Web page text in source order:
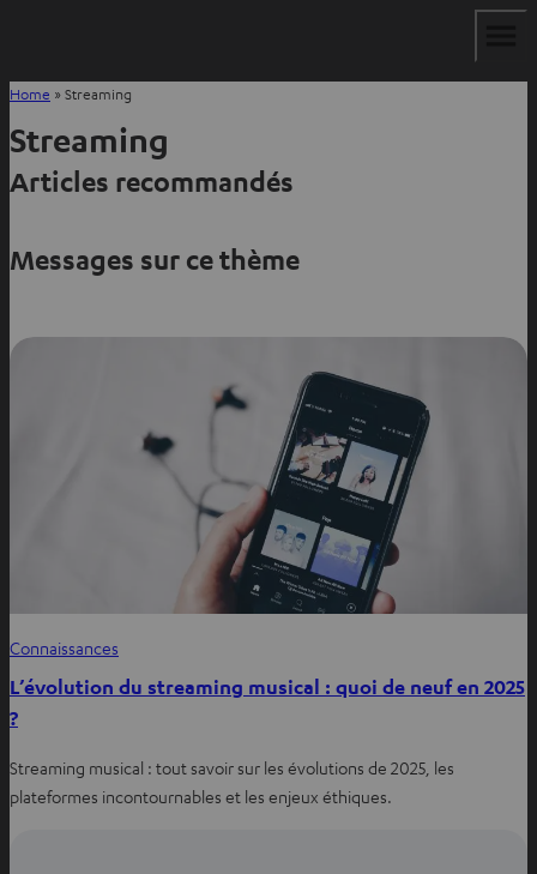
Home »Streaming
Streaming
Articles recommandés
Messages sur ce thème
Connaissances
L’évolution du streaming musical : quoi de neuf en 2025
?
Streaming musical : tout savoir sur les évolutions de 2025, les
plateformes incontournables et les enjeux éthiques.